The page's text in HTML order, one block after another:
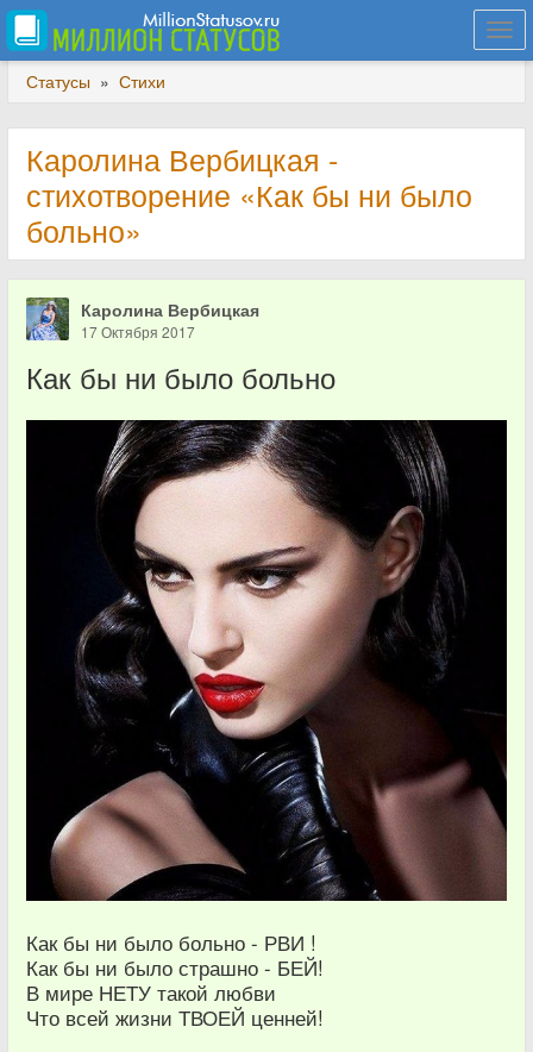
Статусы » Стихи
Каролина Вербицкая -
стихотворение «Как бы ни было
больно»
Каролина Вербицкая
17 Октября 2017
Как бы ни было больно
Как бы ни было больно - РВИ !
Как бы ни было страшно - БЕЙ!
В мире НЕТУ такой любви
Что всей жизни ТВОЕЙ ценней!